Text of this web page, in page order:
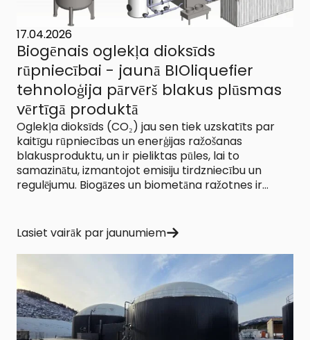
17.04.2026
Biogēnais oglekļa dioksīds
rūpniecībai - jaunā BIOliquefier
tehnoloģija pārvērš blakus plūsmas
vērtīgā produktā
Oglekļa dioksīds (CO₂) jau sen tiek uzskatīts par
kaitīgu rūpniecības un enerģijas ražošanas
blakusproduktu, un ir pieliktas pūles, lai to
samazinātu, izmantojot emisiju tirdzniecību un
regulējumu. Biogāzes un biometāna ražotnes ir...
Lasiet vairāk par jaunumiem